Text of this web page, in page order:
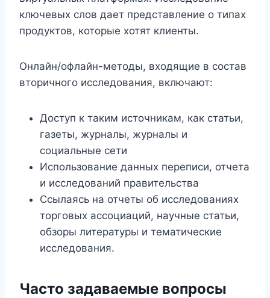
ключевых слов дает представление о типах
продуктов, которые хотят клиенты.
Онлайн/офлайн-методы, входящие в состав
вторичного исследования, включают:
Доступ к таким источникам, как статьи,
газеты, журналы, журналы и
социальные сети
Использование данных переписи, отчета
и исследований правительства
Ссылаясь на отчеты об исследованиях
торговых ассоциаций, научные статьи,
обзоры литературы и тематические
исследования.
Часто задаваемые вопросы